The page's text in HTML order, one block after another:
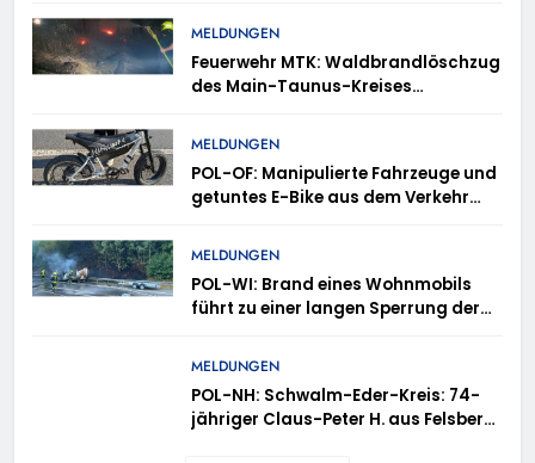
MELDUNGEN
Feuerwehr MTK: Waldbrandlöschzug
des Main-Taunus-Kreises
Rheingau-Taunus-Kreis – Rund 45
schwierigem Gelände die Flanken
des Brandgebietes
MELDUNGEN
POL-OF: Manipulierte Fahrzeuge und
getuntes E-Bike aus dem Verkehr
gleich mehrere Verstöße auf
MELDUNGEN
POL-WI: Brand eines Wohnmobils
führt zu einer langen Sperrung der
MELDUNGEN
POL-NH: Schwalm-Eder-Kreis: 74-
jähriger Claus-Peter H. aus Felsberg